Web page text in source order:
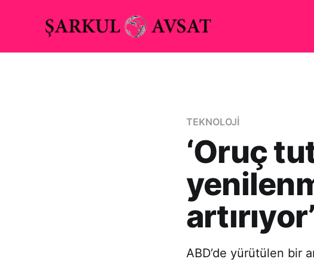
TEKNOLOJİ
‘Oruç
artırıyor’
ABD’de yürütülen bir